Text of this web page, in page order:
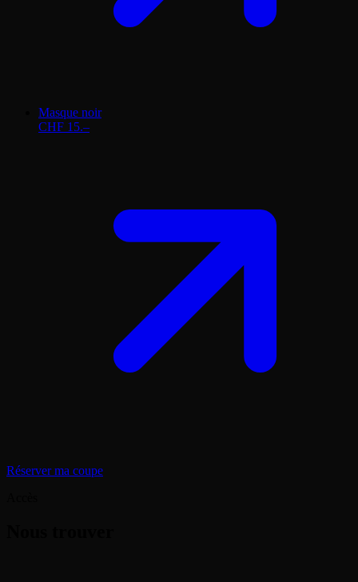
Masque noir
CHF 15.–
Réserver ma coupe